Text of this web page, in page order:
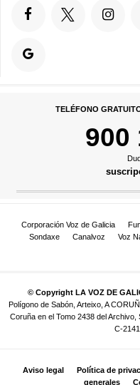
TELÉFONO
900
Corporación Voz de Galicia
Sondaxe
Canalvoz Voz
© Copyright LA VOZ DE
Polígono de Sabón, Arteixo, A
Coruña en el Tomo 2438 del
C-
Aviso legal Política de
generales